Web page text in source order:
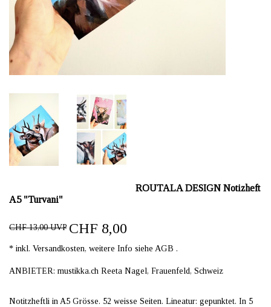
ROUTALA DESIGN Notizheft
A5 "Turvani"
CHF 13,00 UVP CHF 8,00
* inkl. Versandkosten, weitere Info siehe AGB .
ANBIETER: mustikka.ch Reeta Nagel, Frauenfeld, Schweiz
Notitzheftli in A5 Grösse. 52 weisse Seiten. Lineatur: gepunktet. In 5